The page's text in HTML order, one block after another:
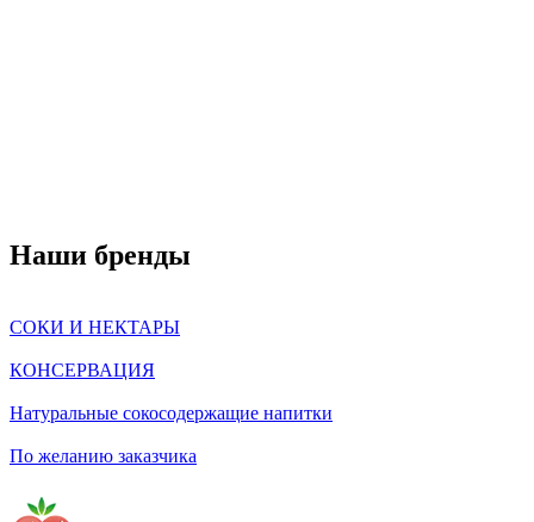
Наши бренды
СОКИ И НЕКТАРЫ
КОНСЕРВАЦИЯ
Натуральные сокосодержащие напитки
По желанию заказчика